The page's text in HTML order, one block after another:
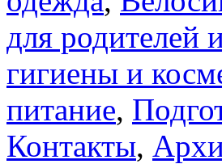
для родителей
гигиены и
питание,
Контакты,